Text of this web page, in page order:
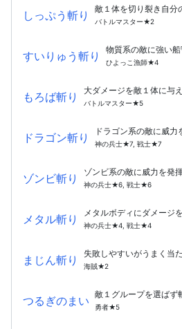
しっぷう斬り バトルマスター★2
すいりゅう斬り ひよっこ漁師★4
もろば斬り 大ダメージを敵１体に与
バトルマスター★5
ドラゴン斬り ドラゴン系の敵に威
神の兵士★7, 戦士★7
ゾンビ斬り ゾンビ系の敵に威力を発
神の兵士★6, 戦士★6
メタル斬り メタルボディにダメージ
神の兵士★4, 戦士★4
まじん斬り 失敗しやすいがうまく当
海賊★2
つるぎのまい 勇者★5